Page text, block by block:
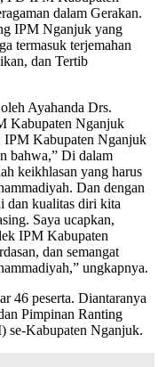
dalam Gerakan.
IPM Nganjuk yang
termasuk terjemahan
dan Tertib
Ayahanda Drs.
Kabupaten Nganjuk
IPM Kabupaten Nganjuk
bahwa,” Di dalam
keikhlasan yang harus
Dan dengan
dan kualitas diri kita
Saya ucapkan,
IPM Kabupaten
dan semangat
ungkapnya.
46 peserta. Diantaranya
Pimpinan Ranting
se-Kabupaten Nganjuk.